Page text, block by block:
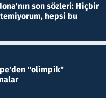
son sözleri: Hiçbir
hepsi bu
"olimpik"